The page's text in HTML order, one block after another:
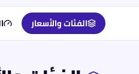
الفئات والأسعار